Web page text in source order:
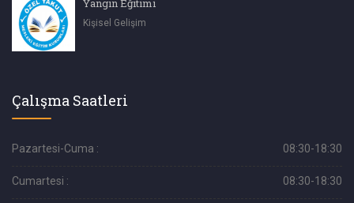
Yangın Eğitimi
Kişisel Gelişim
Çalışma Saatleri
Pazartesi-Cuma : 08:30-18:30
Cumartesi : 08:30-18:30